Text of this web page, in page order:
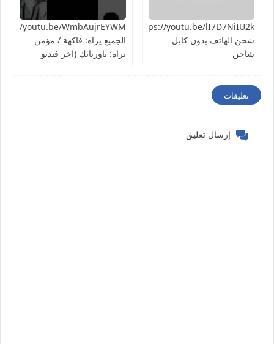
https://youtu.be/lI7D7NiIU2kطريقة
شحن الهاتف بدون كابل
شاحن
الجميع يراه: فاكهة / مؤمن
يراه: باوربانك (اخر فيديو
تعليقات
إرسال تعليق